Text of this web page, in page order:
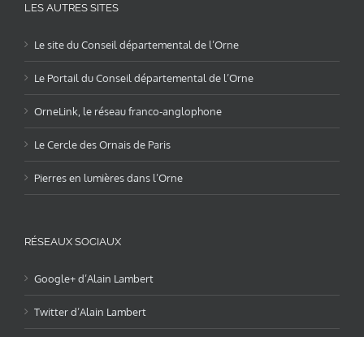
LES AUTRES SITES
Le site du Conseil départemental de l’Orne
Le Portail du Conseil départemental de l’Orne
OrneLink, le réseau franco-anglophone
Le Cercle des Ornais de Paris
Pierres en lumières dans l’Orne
RÉSEAUX SOCIAUX
Google+ d’Alain Lambert
Twitter d’Alain Lambert